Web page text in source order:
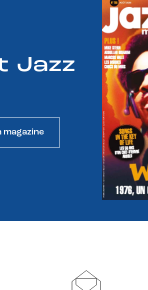
Jazz
magazine